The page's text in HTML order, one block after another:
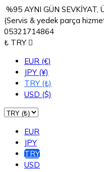
%95 AYNI GÜN SEVKİYAT,
(Servis & yedek parça
05321714864
₺ TRY 
EUR (€)
JPY (¥)
TRY (₺)
USD ($)
EUR
JPY
TRY
USD